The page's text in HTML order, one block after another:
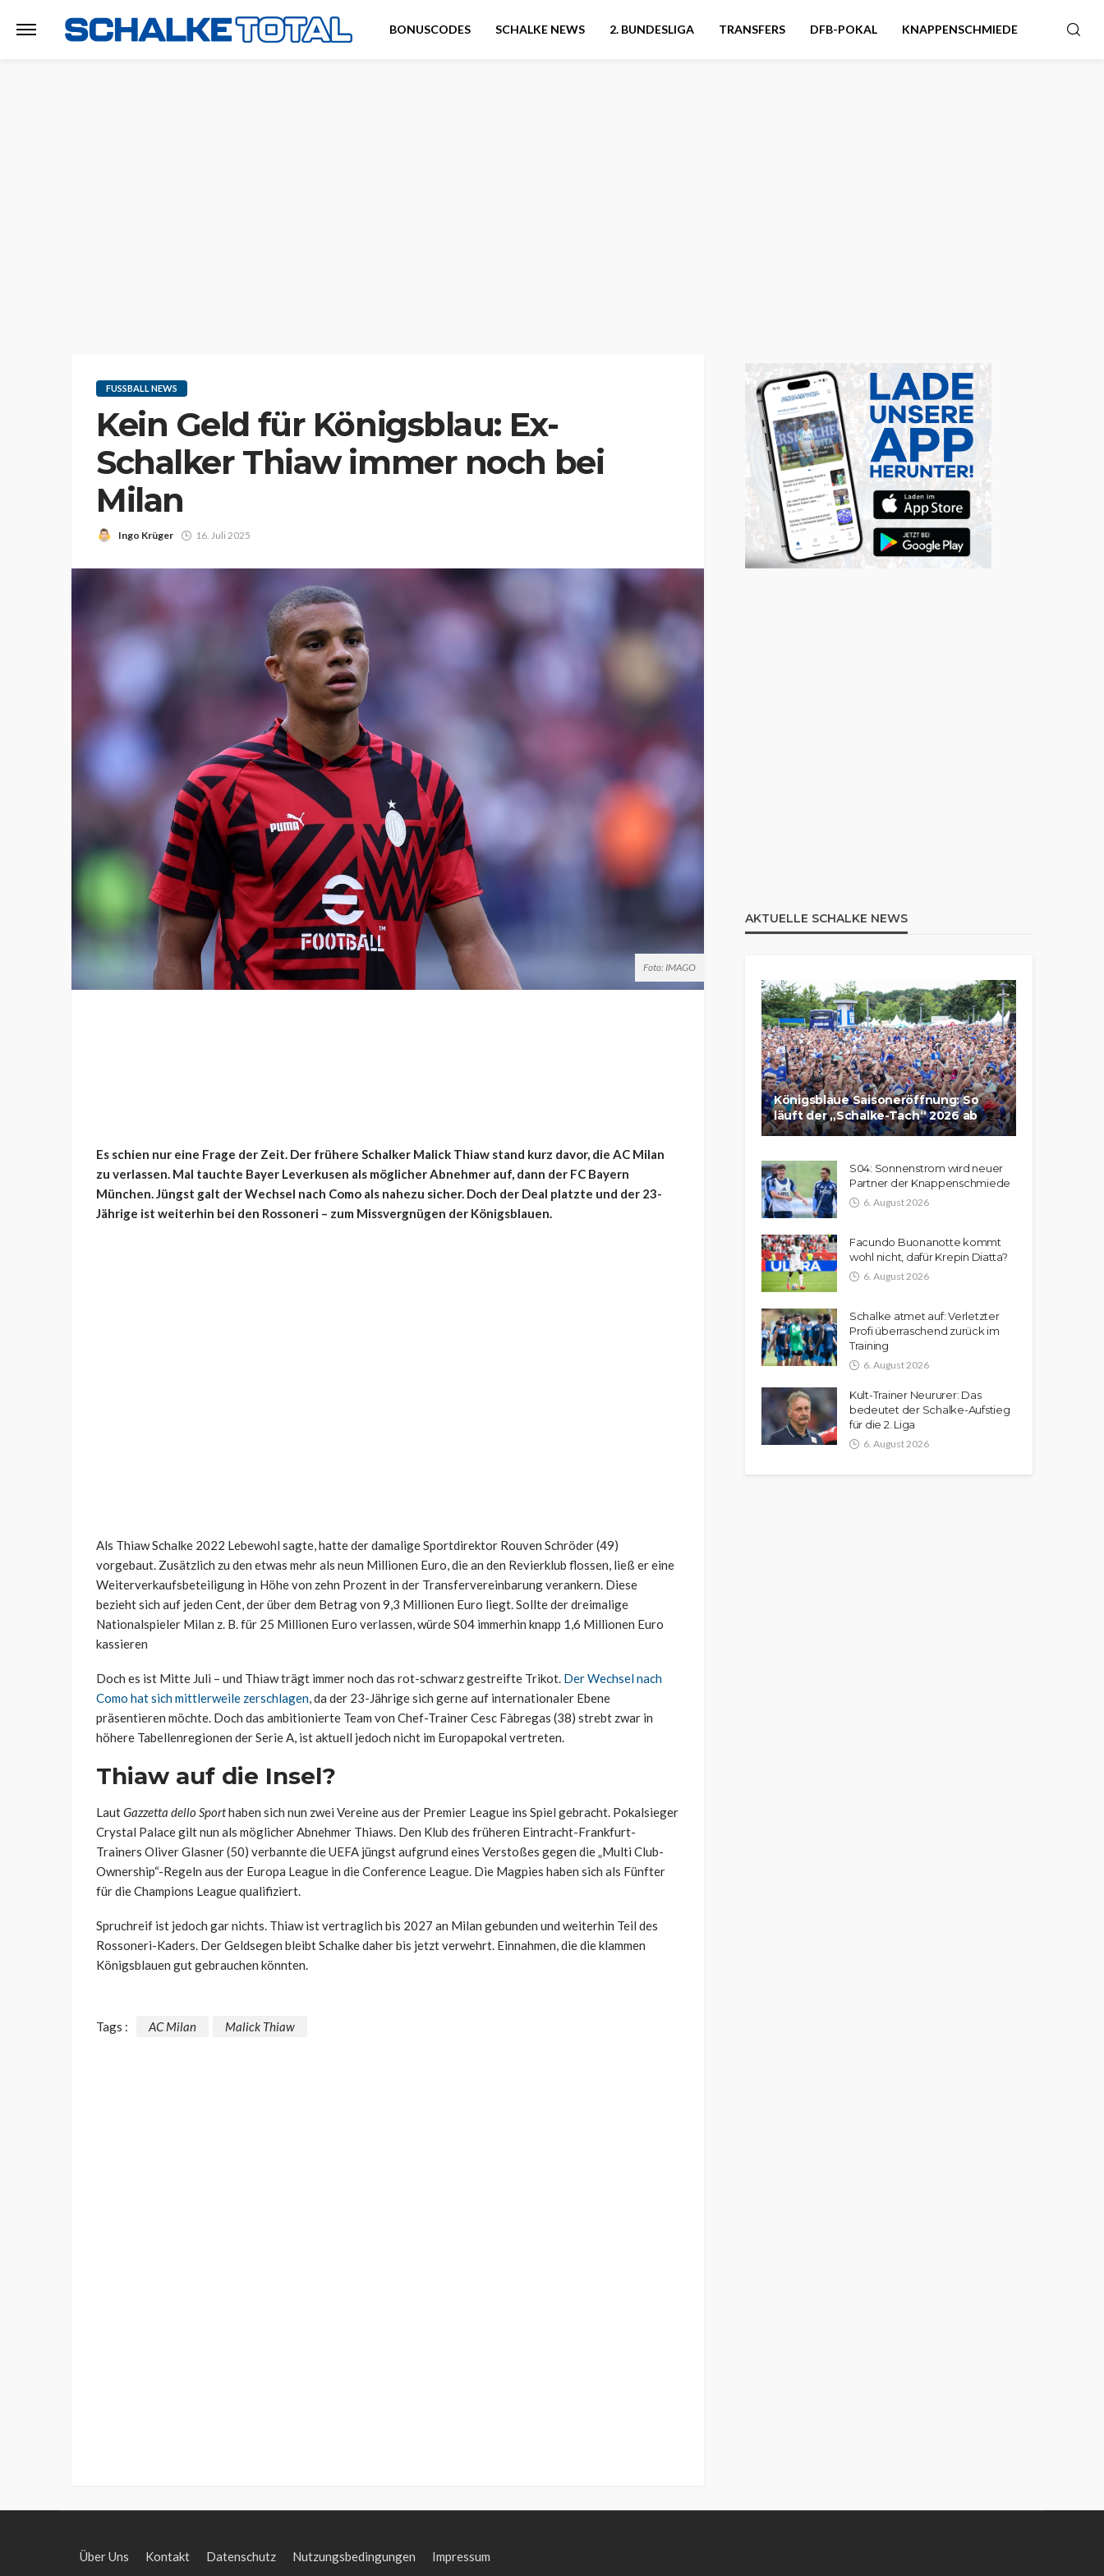
BONUSCODES SCHALKE NEWS 2. BUNDESLIGA TRANSFERS DFB-POKAL KNAPPENSCHMIEDE
FUSSBALL NEWS
Kein Geld für Königsblau: Ex-
Schalker Thiaw immer noch bei
Milan
Ingo Krüger 16. Juli 2025
Foto: IMAGO
Es schien nur eine Frage der Zeit. Der frühere Schalker Malick Thiaw stand kurz davor, die AC Milan
zu verlassen. Mal tauchte Bayer Leverkusen als möglicher Abnehmer auf, dann der FC Bayern
München. Jüngst galt der Wechsel nach Como als nahezu sicher. Doch der Deal platzte und der 23-
Jährige ist weiterhin bei den Rossoneri – zum Missvergnügen der Königsblauen.
Als Thiaw Schalke 2022 Lebewohl sagte, hatte der damalige Sportdirektor Rouven Schröder (49)
vorgebaut. Zusätzlich zu den etwas mehr als neun Millionen Euro, die an den Revierklub flossen, ließ er eine
Weiterverkaufsbeteiligung in Höhe von zehn Prozent in der Transfervereinbarung verankern. Diese
bezieht sich auf jeden Cent, der über dem Betrag von 9,3 Millionen Euro liegt. Sollte der dreimalige
Nationalspieler Milan z. B. für 25 Millionen Euro verlassen, würde S04 immerhin knapp 1,6 Millionen Euro
kassieren
Doch es ist Mitte Juli – und Thiaw trägt immer noch das rot-schwarz gestreifte Trikot. Der Wechsel nach
Como hat sich mittlerweile zerschlagen, da der 23-Jährige sich gerne auf internationaler Ebene
präsentieren möchte. Doch das ambitionierte Team von Chef-Trainer Cesc Fàbregas (38) strebt zwar in
höhere Tabellenregionen der Serie A, ist aktuell jedoch nicht im Europapokal vertreten.
Thiaw auf die Insel?
LautGazzetta dello Sporthaben sich nun zwei Vereine aus der Premier League ins Spiel gebracht. Pokalsieger
Crystal Palace gilt nun als möglicher Abnehmer Thiaws. Den Klub des früheren Eintracht-Frankfurt-
Trainers Oliver Glasner (50) verbannte die UEFA jüngst aufgrund eines Verstoßes gegen die „Multi Club-
Ownership“-Regeln aus der Europa League in die Conference League. Die Magpies haben sich als Fünfter
für die Champions League qualifiziert.
Spruchreif ist jedoch gar nichts. Thiaw ist vertraglich bis 2027 an Milan gebunden und weiterhin Teil des
Rossoneri-Kaders. Der Geldsegen bleibt Schalke daher bis jetzt verwehrt. Einnahmen, die die klammen
Königsblauen gut gebrauchen könnten.
Tags : AC Milan Malick Thiaw
AKTUELLE SCHALKE NEWS
Königsblaue Saisoneröffnung: So
läuft der „Schalke-Tach“ 2026 ab
S04: Sonnenstrom wird neuer
Partner der Knappenschmiede
6. August 2026
Facundo Buonanotte kommt
wohl nicht, dafür Krepin Diatta?
6. August 2026
Schalke atmet auf: Verletzter
Profi überraschend zurück im
Training
6. August 2026
Kult-Trainer Neururer: Das
bedeutet der Schalke-Aufstieg
für die 2. Liga
6. August 2026
Über Uns Kontakt Datenschutz Nutzungsbedingungen Impressum